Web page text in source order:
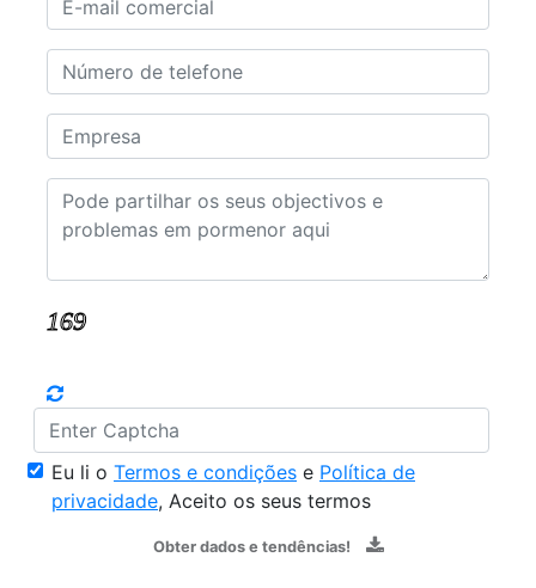
Eu li o Termos e condições e Política de
privacidade, Aceito os seus termos
Obter dados e tendências!